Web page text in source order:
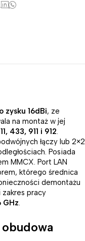
zysku 16dBi, ze
na montaż w jej
433, 911 i 912.
łączy lub 2×2
Posiada
MMCX. Port LAN
którego średnica
demontażu
pracy
GHz.